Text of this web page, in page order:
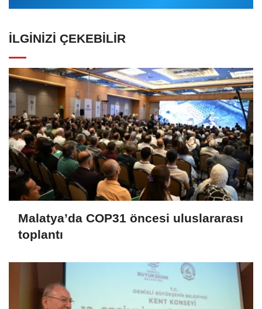
İLGINIZI ÇEKEBILIR
Malatya’da COP31 öncesi uluslararası
toplantı